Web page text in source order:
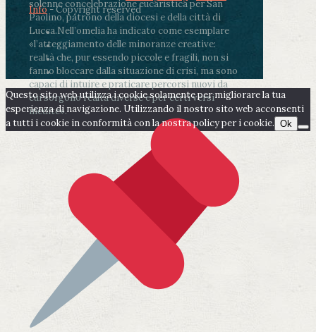
solenne concelebrazione eucaristica per San
Paolino, patrono della diocesi e della città di
Lucca.Nell’omelia ha indicato come esemplare
«l’atteggiamento delle minoranze creative:
realtà che, pur essendo piccole e fragili, non si
fanno bloccare dalla situazione di crisi, ma sono
capaci di intuire e praticare percorsi nuovi da
cui sorgono realtà diverse e per certi versi
inedite».
Info- Copyright reserved
Questo sito web utilizza i cookie solamente per migliorare la tua
esperienza di navigazione. Utilizzando il nostro sito web acconsenti
a tutti i cookie in conformità con la nostra policy per i cookie. Ok